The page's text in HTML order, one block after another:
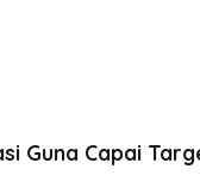
Guna Capai